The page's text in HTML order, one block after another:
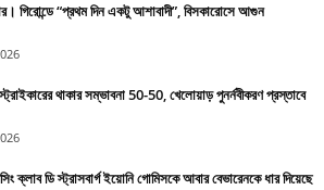
গিরোন্ডে “প্রথম দিন একটু আশাবাদী”, বিসকারোসে আগুন
থাকার সম্ভাবনা 50-50, খেলোয়াড় পুনর্নবীকরণ প্রস্তাবে
ক্লাব ডি স্ট্রাসবার্গ ইয়োনি গোমিসকে আবার বেভারেনকে ধার দিয়েছে